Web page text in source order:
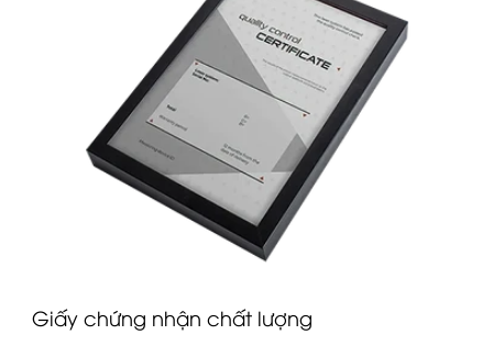
Giấy chứng nhận chất lượng